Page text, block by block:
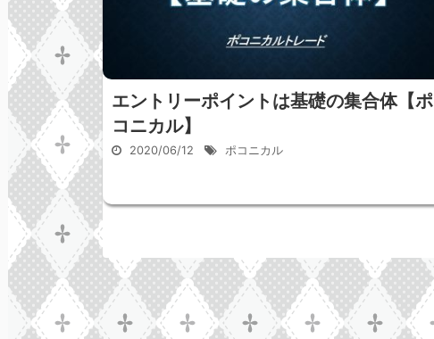
エントリーポイントは基礎の集合体【ポ
コニカル】
2020/06/12 ポコニカル